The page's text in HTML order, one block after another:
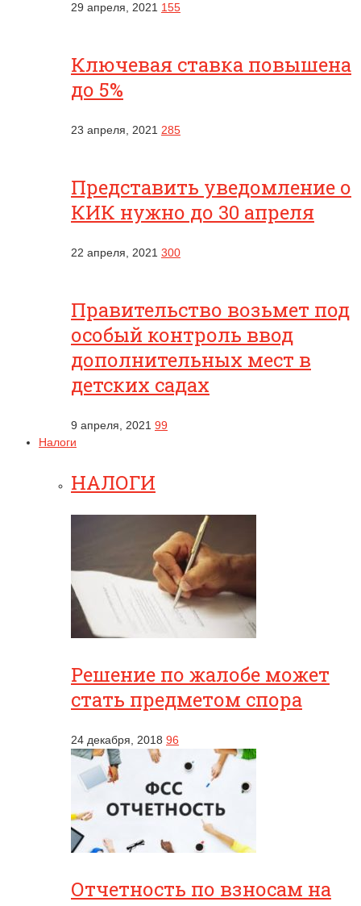
29 апреля, 2021 155
Ключевая ставка повышена
до 5%
23 апреля, 2021 285
Представить уведомление о
КИК нужно до 30 апреля
22 апреля, 2021 300
Правительство возьмет под
особый контроль ввод
дополнительных мест в
детских садах
9 апреля, 2021 99
Налоги
НАЛОГИ
Решение по жалобе может
стать предметом спора
24 декабря, 2018 96
Отчетность по взносам на